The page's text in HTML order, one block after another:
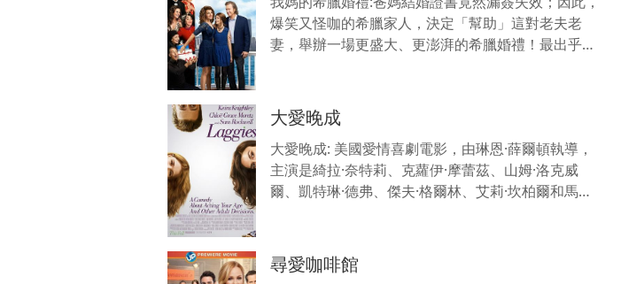
爆笑又怪咖的希臘家人，決定「幫助」這對老夫老
妻，舉辦一場更盛大、更澎湃的希臘婚禮！最出乎意
大愛晚成
大愛晚成: 美國愛情喜劇電影，由琳恩·薛爾頓執導，
主演是綺拉·奈特莉、克蘿伊·摩蕾茲、山姆·洛克威
爾、凱特琳·德弗、傑夫·格爾林、艾莉·坎柏爾和馬克·
尋愛咖啡館